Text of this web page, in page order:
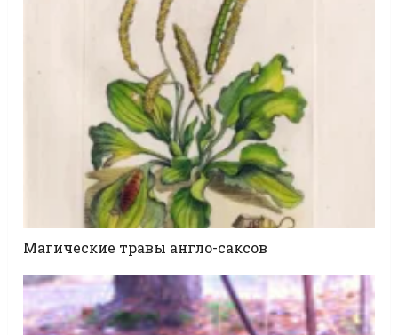
Магические травы англо-саксов